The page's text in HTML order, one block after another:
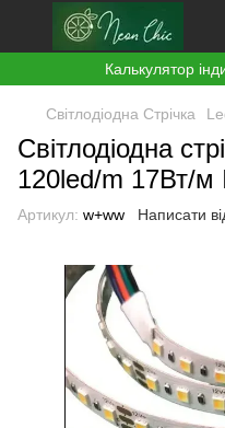
Калькулятор
Світлодіодна Стрічка
Світлодіодна
120led/m 17Вт/м
Артикул: w+ww Написати